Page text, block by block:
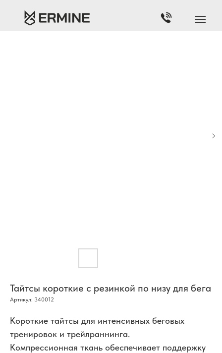
Тайтсы короткие с резинкой по низу для бега
Артикул: 340012
Короткие тайтсы для интенсивных беговых
тренировок и трейлраннинга.
Компрессионная ткань обеспечивает поддержку